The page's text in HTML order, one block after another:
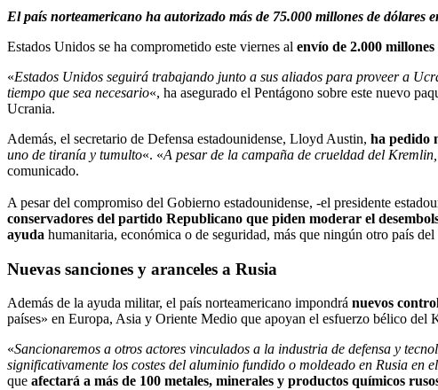
El país norteamericano ha autorizado más de 75.000 millones de
Estados Unidos se ha comprometido este viernes al envío de 2.000
«Estados Unidos seguirá trabajando junto a sus aliados para proveer a
tiempo que sea necesario«, ha asegurado el Pentágono sobre este nuevo
Ucrania.
Además, el secretario de Defensa estadounidense, Lloyd Austin, ha pedido
uno de tiranía y tumulto«. «A pesar de la campaña de crueldad del
comunicado.
A pesar del compromiso del Gobierno estadounidense, -el presidente
conservadores del partido Republicano que piden moderar el
ayuda humanitaria, económica o de seguridad, más que ningún otro país
Nuevas sanciones y aranceles a Rusia
Además de la ayuda militar, el país norteamericano impondrá nuevos
países» en Europa, Asia y Oriente Medio que apoyan el esfuerzo bélico
«Sancionaremos a otros actores vinculados a la industria de defensa y
significativamente los costes del aluminio fundido o moldeado en Rusia
que afectará a más de 100 metales, minerales y productos químicos